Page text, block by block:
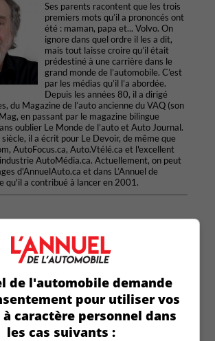
Ses parents racontent que les trois
premiers mots qu’il a prononcés ont
été : maman, papa et... Volvo. On
ignore dans quel ordre il les a dit,
mais tout laisse croire qu’il était
prédestiné à une carrière dans le
grand monde de l’automobile. C’est
par les médias qu’il l’a abordée.
Depuis les années 80, il a dirigé
du Magazine de l’auto ancienne du VAQ (son
en passant par le magazine bilingue
oublier Le Monde de l’auto et Auto Journal.
il a écrit pour Le Devoir, de même que
AutoFocus.ca, Auto.Vtélé.ca et l'excellent
AutoMédia.ca. Actuellement, on peut
d'AnnuelAuto.ca et dans L’Annuel de
qu'il a contribué à lancer en 2001.
similaires
de l'automobile demande
pour utiliser vos
caractère personnel dans
les cas suivants :